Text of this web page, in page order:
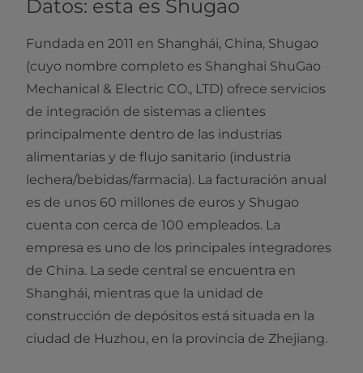
Datos: esta es Shugao
Fundada en 2011 en Shanghái, China, Shugao
(cuyo nombre completo es Shanghai ShuGao
Mechanical & Electric CO., LTD) ofrece servicios
de integración de sistemas a clientes
principalmente dentro de las industrias
alimentarias y de flujo sanitario (industria
lechera/bebidas/farmacia). La facturación anual
es de unos 60 millones de euros y Shugao
cuenta con cerca de 100 empleados. La
empresa es uno de los principales integradores
de China. La sede central se encuentra en
Shanghái, mientras que la unidad de
construcción de depósitos está situada en la
ciudad de Huzhou, en la provincia de Zhejiang.